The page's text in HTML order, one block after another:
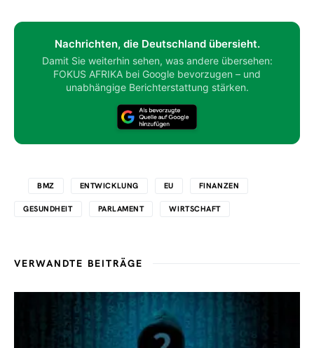
Nachrichten, die Deutschland übersieht.
Damit Sie weiterhin sehen, was andere übersehen:
FOKUS AFRIKA bei Google bevorzugen – und
unabhängige Berichterstattung stärken.
BMZ ENTWICKLUNG EU FINANZEN
GESUNDHEIT PARLAMENT WIRTSCHAFT
VERWANDTE BEITRÄGE